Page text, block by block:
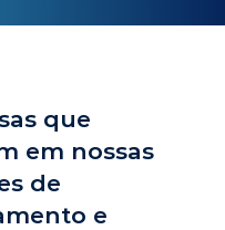
que
em nossas
de
e